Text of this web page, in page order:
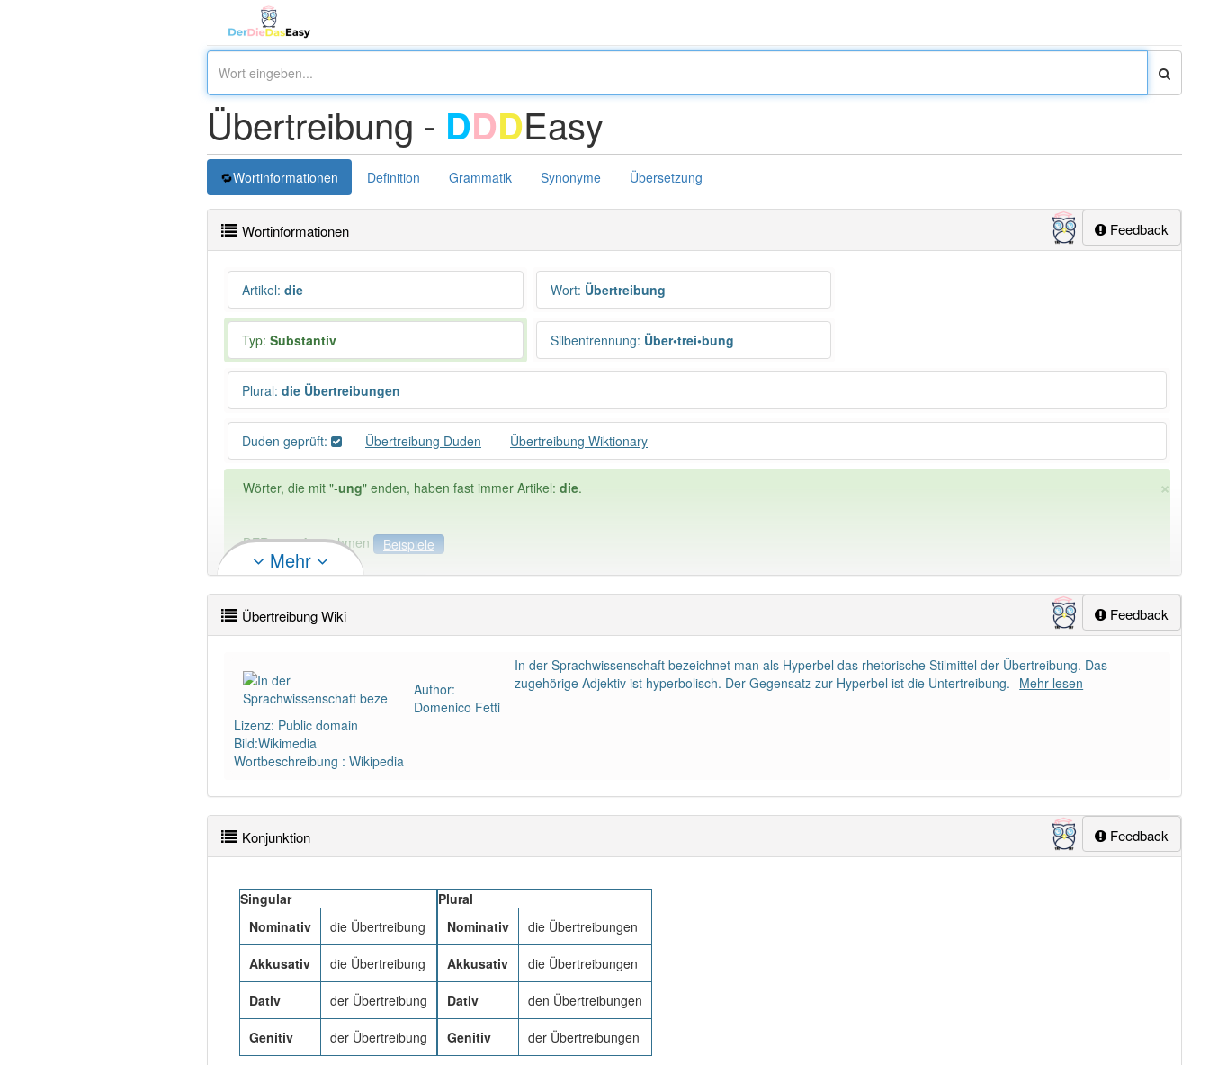
Übertreibung - DDDEasy
Wortinformationen Definition Grammatik Synonyme Übersetzung
Feedback
Wortinformationen
Artikel: die Wort: Übertreibung
Typ: Substantiv Silbentrennung: Über•trei•bung
Plural: die Übertreibungen
Duden geprüft: Übertreibung Duden Übertreibung Wiktionary
×
Wörter, die mit "-ung" enden, haben fast immer Artikel: die.
DER:127Ausnahmen
Beispiele
DIE: 11 043
DAS:2Ausnahmen
PowerIndex:
Wörter mit Endung -Übertreibung Wörter mit Endung-Übertreibung aber mit einem anderen Artikel
98% unserer Spielapp-Nutzer haben den Artikel korrekt erraten.
Mehr
Feedback
Übertreibung Wiki
Author:
Domenico Fetti
Lizenz: Public domain
Bild:Wikimedia
Wortbeschreibung : Wikipedia
In der Sprachwissenschaft bezeichnet man als Hyperbel das rhetorische Stilmittel der Übertreibung. Das
zugehörige Adjektiv ist hyperbolisch. Der Gegensatz zur Hyperbel ist die Untertreibung. Mehr lesen
Feedback
Konjunktion
Singular
Nominativ
die Übertreibung
Akkusativ die Übertreibung
Dativ der Übertreibung
Genitiv der Übertreibung
Plural
Nominativ
die Übertreibungen
Akkusativ die Übertreibungen
Dativ den Übertreibungen
Genitiv der Übertreibungen